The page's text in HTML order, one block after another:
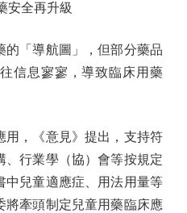
全再升級
「導航圖」，但部分藥品
信息寥寥，導致臨床用藥
，《意見》提出，支持符
、行業學（協）會等按規定
中兒童適應症、用法用量等
將牽頭制定兒童用藥臨床應